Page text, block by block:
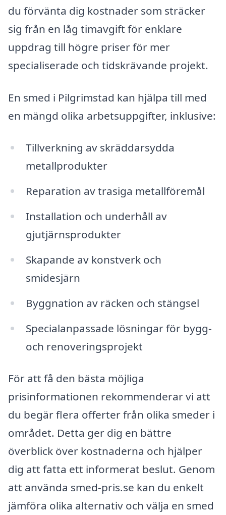
du förvänta dig kostnader som sträcker
sig från en låg timavgift för enklare
uppdrag till högre priser för mer
specialiserade och tidskrävande projekt.
En smed i Pilgrimstad kan hjälpa till med
en mängd olika arbetsuppgifter, inklusive:
Tillverkning av skräddarsydda
metallprodukter
Reparation av trasiga metallföremål
Installation och underhåll av
gjutjärnsprodukter
Skapande av konstverk och
smidesjärn
Byggnation av räcken och stängsel
Specialanpassade lösningar för bygg-
och renoveringsprojekt
För att få den bästa möjliga
prisinformationen rekommenderar vi att
du begär flera offerter från olika smeder i
området. Detta ger dig en bättre
överblick över kostnaderna och hjälper
dig att fatta ett informerat beslut. Genom
att använda smed-pris.se kan du enkelt
jämföra olika alternativ och välja en smed